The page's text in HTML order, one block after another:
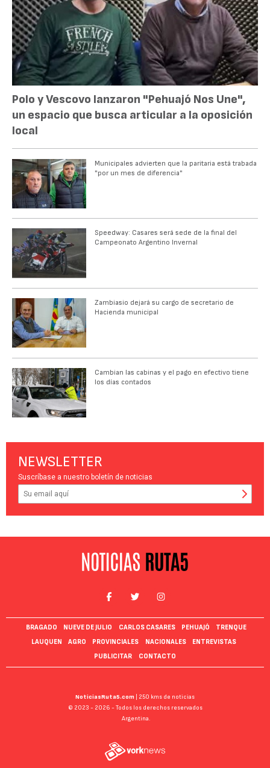
Polo y Vescovo lanzaron "Pehuajó Nos Une",
un espacio que busca articular a la oposición
local
Municipales advierten que la paritaria está trabada
"por un mes de diferencia"
Speedway: Casares será sede de la final del
Campeonato Argentino Invernal
Zambiasio dejará su cargo de secretario de
Hacienda municipal
Cambian las cabinas y el pago en efectivo tiene
los días contados
NEWSLETTER
Suscríbase a nuestro boletín de noticias
BRAGADO NUEVE DE JULIO CARLOS CASARES PEHUAJÓ
TRENQUE
LAUQUEN
AGRO PROVINCIALES NACIONALES
ENTREVISTAS
PUBLICITAR
CONTACTO
NoticiasRuta5.com
| 250 kms de noticias
© 2023 - 2026 - Todos los derechos reservados
Argentina.